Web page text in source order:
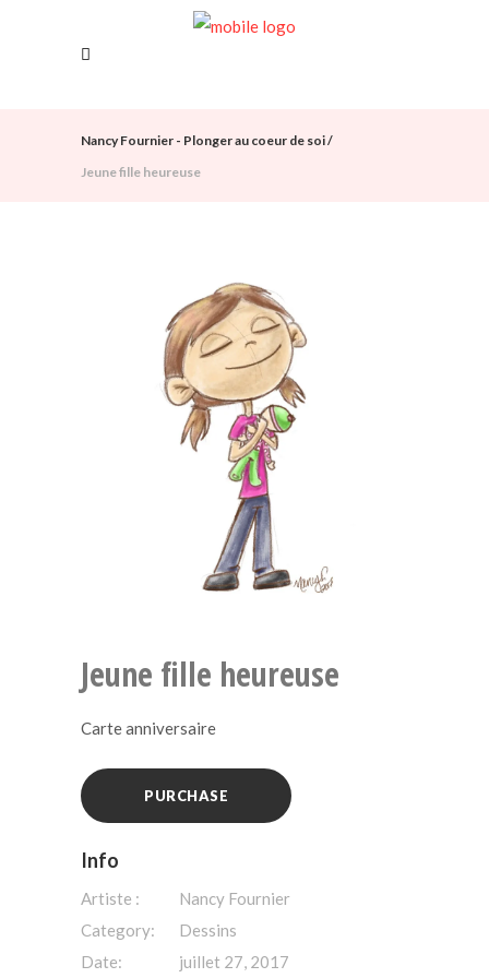
Nancy Fournier - Plonger au coeur de soi/
Jeune fille heureuse
Jeune fille heureuse
Carte anniversaire
PURCHASE
Info
Artiste :
Nancy Fournier
Category:
Dessins
Date:
juillet 27, 2017